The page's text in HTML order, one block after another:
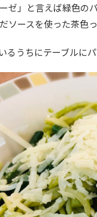
ゼ」と言えば緑色の
ソースを使った茶色
るうちにテーブルに